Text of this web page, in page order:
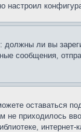
ли вы
оставаться
не приходилось